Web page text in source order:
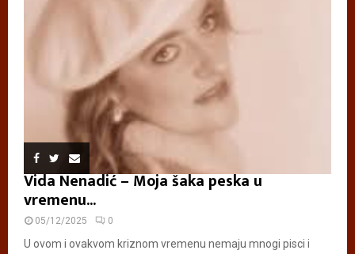
Vida Nenadić – Moja šaka peska u
vremenu...
05/12/2025 0
U ovom i ovakvom kriznom vremenu nemaju mnogi pisci i